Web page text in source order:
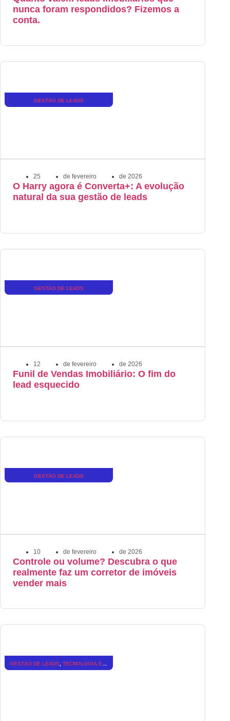
nunca foram respondidos? Fizemos a
conta.
GESTÃO DE LEADS
25 de fevereiro de 2026
O Harry agora é Converta+: A evolução
natural da sua gestão de leads
GESTÃO DE LEADS
12 de fevereiro de 2026
Funil de Vendas Imobiliário: O fim do
lead esquecido
GESTÃO DE LEADS
10 de fevereiro de 2026
Controle ou volume? Descubra o que
realmente faz um corretor de imóveis
vender mais
GESTÃO DE LEADS, TECNOLOGIA E INOVAÇÃO